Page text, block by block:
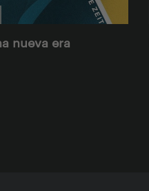
nueva era